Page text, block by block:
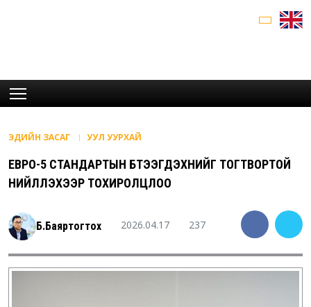
ЭДИЙН ЗАСАГ УУЛ УУРХАЙ
ЕВРО-5 СТАНДАРТЫН БҮТЭЭГДЭХҮҮНИЙГ ТОГТВОРТОЙ
НИЙЛҮҮЛЭХЭЭР ТОХИРОЛЦЛОО
Б.Баяртогтох 2026.04.17 237